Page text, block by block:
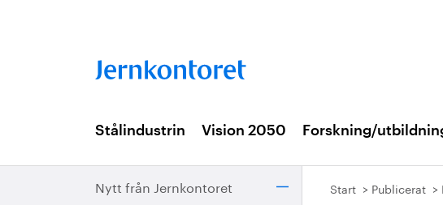
Stålindustrin Vision 2050 Forskning/
Nytt från Jernkontoret Start Publicerat